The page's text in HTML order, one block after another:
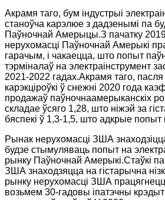
Акрамя таго, бум індустрыі
станоўча карэлюе з дадзенымі па
Паўночнай Амерыцы.З пачатку
нерухомасці Паўночнай Амерыкі
гарачым, і чакаецца, што попыт
тэрміналаў на электраінструмент
2021-2022 гадах.Акрамя таго,
карэкціроўкі ў снежні 2020 года
продажаў паўночнаамерыканскіх
складае ўсяго 1,28, што ніжэй за
бяспекі ў 1,3-1,5, што адкрые
Рынак нерухомасці ЗША
будзе стымуляваць попыт на
рынку Паўночнай Амерыкі.Стаўкі
ЗША знаходзяцца на гістарычна
рынку нерухомасці ЗША
возьмем 30-гадовы іпатэчны